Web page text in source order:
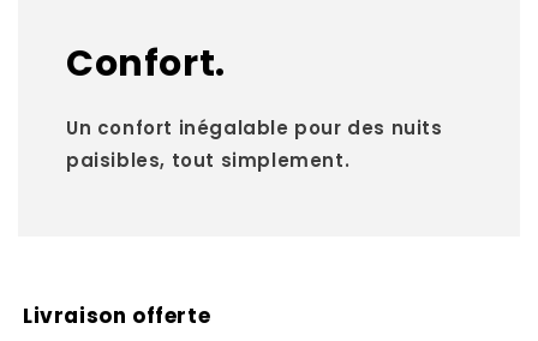
Confort.
Un confort inégalable pour des nuits
paisibles, tout simplement.
Livraison offerte